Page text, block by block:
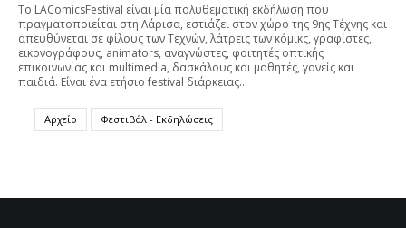
Το LAComicsFestival είναι μία πολυθεματική εκδήλωση που
πραγματοποιείται στη Λάρισα, εστιάζει στον χώρο της 9ης Τέχνης και
απευθύνεται σε φίλους των Τεχνών, λάτρεις των κόμικς, γραφίστες,
εικονογράφους, animators, αναγνώστες, φοιτητές οπτικής
επικοινωνίας και multimedia, δασκάλους και μαθητές, γονείς και
παιδιά. Είναι ένα ετήσιο festival διάρκειας…
Αρχείο Φεστιβάλ - Εκδηλώσεις